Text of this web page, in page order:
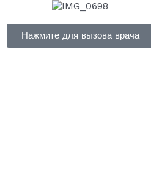
Нажмите для вызова врача